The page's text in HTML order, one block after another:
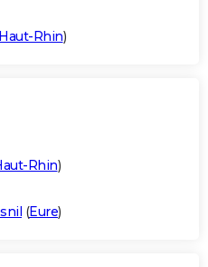
Rhin)
Rhin)
(Eure)